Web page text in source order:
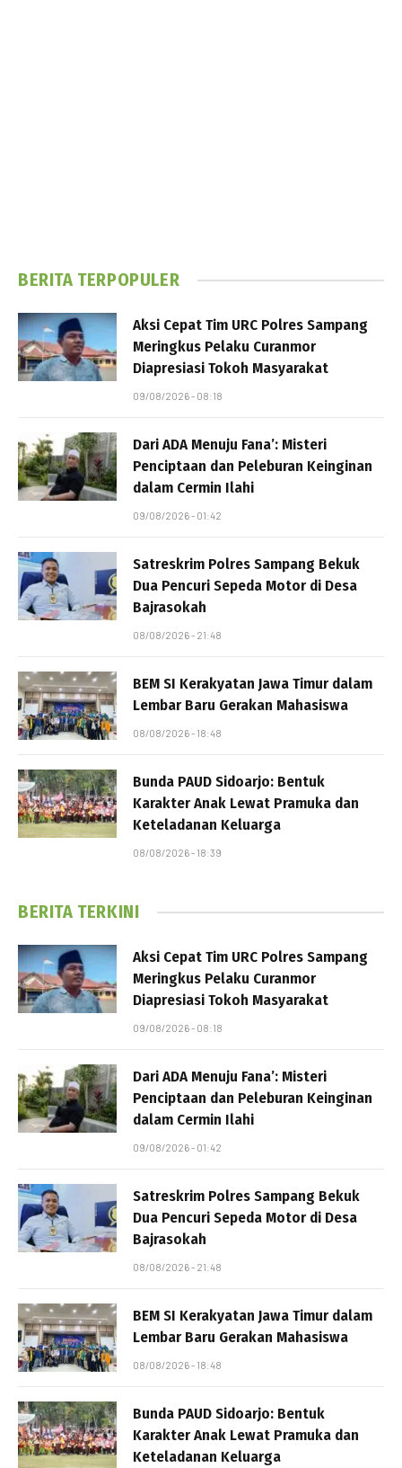
BERITA TERPOPULER
Aksi Cepat Tim URC Polres Sampang
Meringkus Pelaku Curanmor
Diapresiasi Tokoh Masyarakat
09/08/2026 - 08:18
Dari ADA Menuju Fana’: Misteri
Penciptaan dan Peleburan Keinginan
dalam Cermin Ilahi
09/08/2026 - 01:42
Satreskrim Polres Sampang Bekuk
Dua Pencuri Sepeda Motor di Desa
Bajrasokah
08/08/2026 - 21:48
BEM SI Kerakyatan Jawa Timur dalam
Lembar Baru Gerakan Mahasiswa
08/08/2026 - 18:48
Bunda PAUD Sidoarjo: Bentuk
Karakter Anak Lewat Pramuka dan
Keteladanan Keluarga
08/08/2026 - 18:39
BERITA TERKINI
Aksi Cepat Tim URC Polres Sampang
Meringkus Pelaku Curanmor
Diapresiasi Tokoh Masyarakat
09/08/2026 - 08:18
Dari ADA Menuju Fana’: Misteri
Penciptaan dan Peleburan Keinginan
dalam Cermin Ilahi
09/08/2026 - 01:42
Satreskrim Polres Sampang Bekuk
Dua Pencuri Sepeda Motor di Desa
Bajrasokah
08/08/2026 - 21:48
BEM SI Kerakyatan Jawa Timur dalam
Lembar Baru Gerakan Mahasiswa
08/08/2026 - 18:48
Bunda PAUD Sidoarjo: Bentuk
Karakter Anak Lewat Pramuka dan
Keteladanan Keluarga